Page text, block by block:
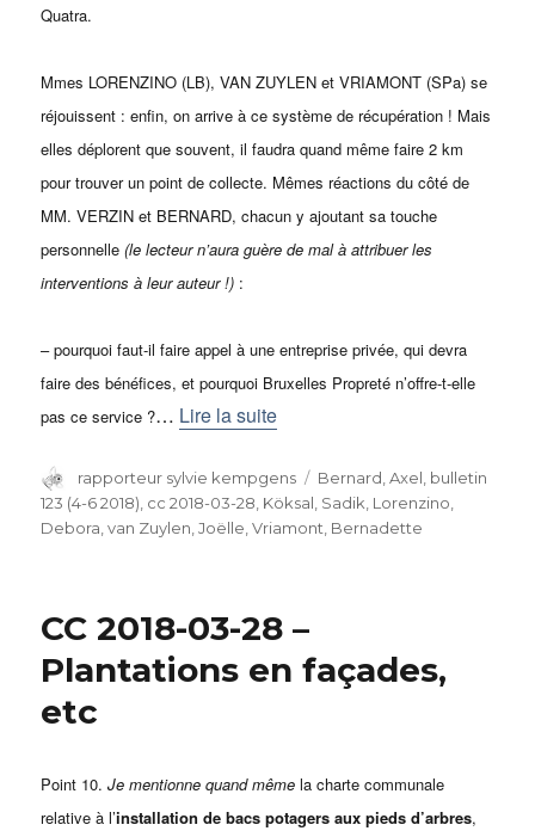
Quatra.
Mmes LORENZINO (LB), VAN ZUYLEN et VRIAMONT (SPa) se
réjouissent : enfin, on arrive à ce système de récupération ! Mais
elles déplorent que souvent, il faudra quand même faire 2 km
pour trouver un point de collecte. Mêmes réactions du côté de
MM. VERZIN et BERNARD, chacun y ajoutant sa touche
personnelle(le lecteur n’aura guère de mal à attribuer les
interventions à leur auteur !) :
– pourquoi faut-il faire appel à une entreprise privée, qui devra
faire des bénéfices, et pourquoi Bruxelles Propreté n’offre-t-elle
pas ce service ?… Lire la suite
Auteur
rapporteur sylvie kempgens Catégories
Bernard, Axel bulletin
123 (4-6 2018) cc 2018-03-28 Köksal, Sadik Lorenzino,
Debora ,van Zuylen, Joëlle ,Vriamont, Bernadette
CC 2018-03-28 –
Plantations en façades,
etc
Point 10.Je mentionne quand même la charte communale
relative à l’installation de bacs potagers aux pieds d’arbres,